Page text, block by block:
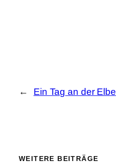
← Ein Tag an der Elbe
WEITERE BEITRÄGE